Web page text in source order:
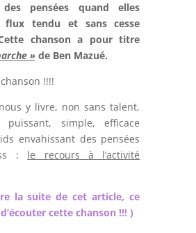
des pensées quand elles
flux tendu et sans cesse
chanson a pour titre
»de Ben Mazué.
chanson !!!!
y livre, non sans talent,
simple, efficace
envahissant des pensées
: le recours à l’activité
la suite de cet article, ce
cette chanson !!! )